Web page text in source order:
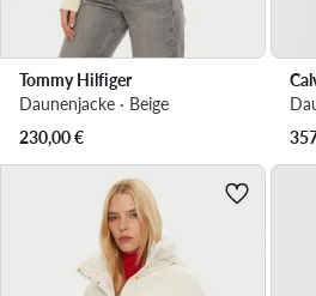
Tommy Hilfiger
Daunenjacke · Beige
230,00€